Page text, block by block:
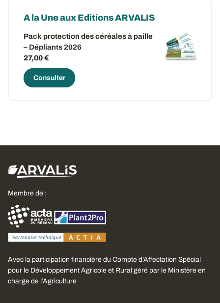
A la Une aux Editions ARVALIS
Pack protection des céréales à paille
– Dépliants 2026
27,00 €
Consulter
Membre de :
Avec la participation financière du Compte d’Affectation Spécial
pour le Développement Agricole et Rural géré par le Ministère en
charge de l’Agriculture